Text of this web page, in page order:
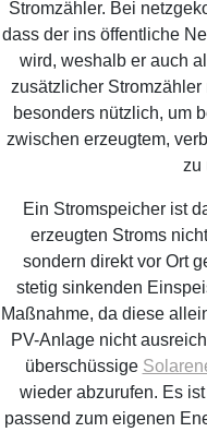
Stromzähler. Bei
dass der ins öffentliche
wird, weshalb er auch
zusätzlicher
besonders nützlich, um
zwischen erzeugtem,
zu
Ein Stromspeicher ist
erzeugten Stroms
sondern direkt vor Ort
stetig sinkenden
Maßnahme, da diese
PV-Anlage nicht
überschüssige
wieder abzurufen. Es
passend zum eigenen